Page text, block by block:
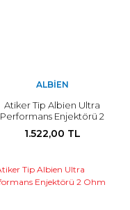
ALBIEN
Atiker Tip Albien Ultra
Performans Enjektörü 2
Zavoli Mimgas uyumlu
1.522,00 TL